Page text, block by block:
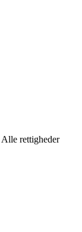
Alle rettigheder